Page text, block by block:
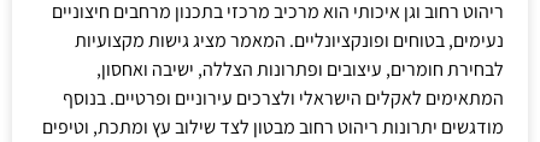
ריהוט רחוב וגן איכותי הוא מרכיב מרכזי בתכנון מרחבים חיצוניים
נעימים, בטוחים ופונקציונליים. המאמר מציג גישות מקצועיות
לבחירת חומרים, עיצובים ופתרונות הצללה, ישיבה ואחסון,
המתאימים לאקלים הישראלי ולצרכים עירוניים ופרטיים. בנוסף
מודגשים יתרונות ריהוט רחוב מבטון לצד שילוב עץ ומתכת, וטיפים